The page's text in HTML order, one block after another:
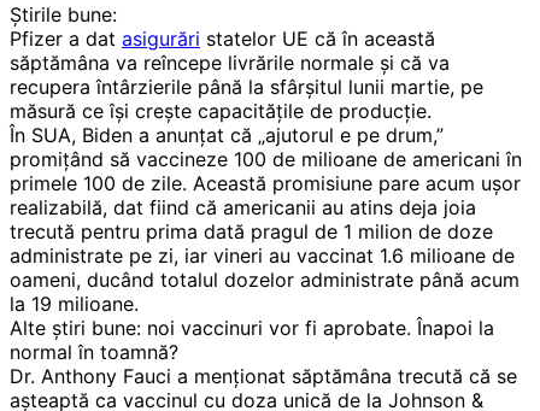
Știrile bune:
Pfizer a dat asigurări statelor UE că în această
săptămâna va reîncepe livrările normale și că va
recupera întârzierile până la sfârșitul lunii martie, pe
măsură ce își crește capacitățile de producție.
În SUA, Biden a anunțat că „ajutorul e pe drum,”
promițând să vaccineze 100 de milioane de americani în
primele 100 de zile. Această promisiune pare acum ușor
realizabilă, dat fiind că americanii au atins deja joia
trecută pentru prima dată pragul de 1 milion de doze
administrate pe zi, iar vineri au vaccinat 1.6 milioane de
oameni, ducând totalul dozelor administrate până acum
la 19 milioane.
Alte știri bune: noi vaccinuri vor fi aprobate. Înapoi la
normal în toamnă?
Dr. Anthony Fauci a menționat săptămâna trecută că se
așteaptă ca vaccinul cu doza unică de la Johnson &